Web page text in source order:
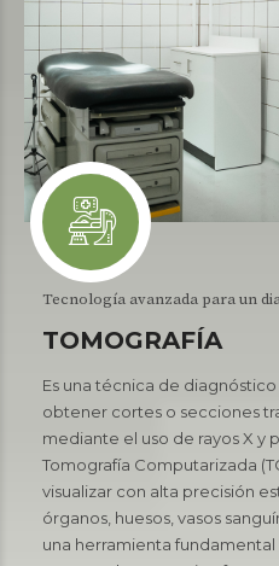
Tecnología avanzada para un
TOMOGRAFÍA
Es una técnica de
obtener cortes o secciones
mediante el uso de rayos X y
Tomografía Computarizada
visualizar con alta precisión
órganos, huesos, vasos
una herramienta